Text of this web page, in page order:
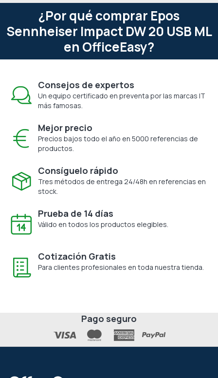
¿Por qué comprar Epos
Sennheiser Impact DW 20 USB ML
en OfficeEasy?
Consejos de expertos
Un equipo certificado en preventa por las marcas IT
más famosas.
Mejor precio
Precios bajos todo el año en 5000 referencias de
productos.
Consíguelo rápido
Tres métodos de entrega 24/48h en referencias en
stock.
Prueba de 14 días
Válido en todos los productos elegibles.
Cotización Gratis
Para clientes profesionales en toda nuestra tienda.
Pago seguro